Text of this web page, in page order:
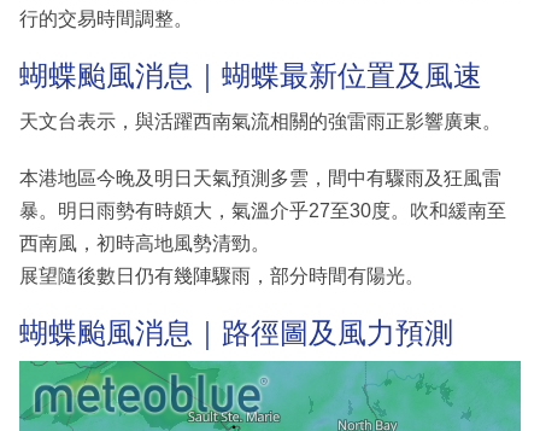
行的交易時間調整。
蝴蝶颱風消息｜蝴蝶最新位置及風速
天文台表示，與活躍西南氣流相關的強雷雨正影響廣東。
本港地區今晚及明日天氣預測多雲，間中有驟雨及狂風雷
暴。明日雨勢有時頗大，氣溫介乎27至30度。吹和緩南至
西南風，初時高地風勢清勁。
展望隨後數日仍有幾陣驟雨，部分時間有陽光。
蝴蝶颱風消息｜路徑圖及風力預測